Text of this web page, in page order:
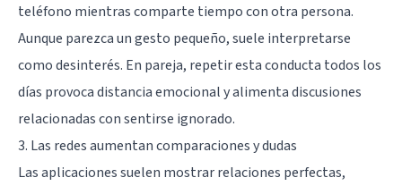
teléfono mientras comparte tiempo con otra persona.
Aunque parezca un gesto pequeño, suele interpretarse
como desinterés. En pareja, repetir esta conducta todos los
días provoca distancia emocional y alimenta discusiones
relacionadas con sentirse ignorado.
3. Las redes aumentan comparaciones y dudas
Las aplicaciones suelen mostrar relaciones perfectas,